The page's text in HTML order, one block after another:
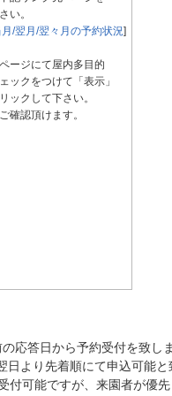
い。
/翌月/翌々月の予約状況]
ージにて屋内多目的
ックをつけて「表示」
ックして下さい。
確認頂けます。
応答日から予約受付を致しま
より先着順にて申込可能と
可能ですが、来園者が優先